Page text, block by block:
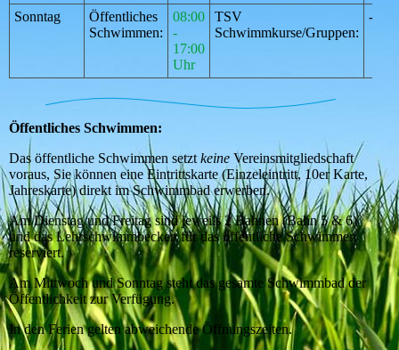
Sonntag
Öffentliches
Schwimmen:
08:00
-
17:00
Uhr
TSV
Schwimmkurse/Gruppen:
---
Öffentliches Schwimmen:
Das öffentliche Schwimmen setzt keine Vereinsmitgliedschaft
voraus, Sie können eine Eintrittskarte (Einzeleintritt, 10er Karte,
Jahreskarte) direkt im Schwimmbad erwerben.
Am Dienstag und Freitag sind jeweils 2 Bahnen (Bahn 5 & 6)
und das Lehrschwimmbecken für das öffentliche Schwimmen
reserviert.
Am Mittwoch und Sonntag steht das gesamte Schwimmbad der
Öffentlichkeit zur Verfügung.
In den Ferien gelten abweichende Öffnungszeiten.